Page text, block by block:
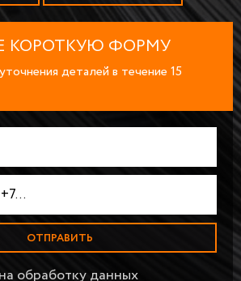
КОРОТКУЮ ФОРМУ
деталей в течение 15
обработку данных